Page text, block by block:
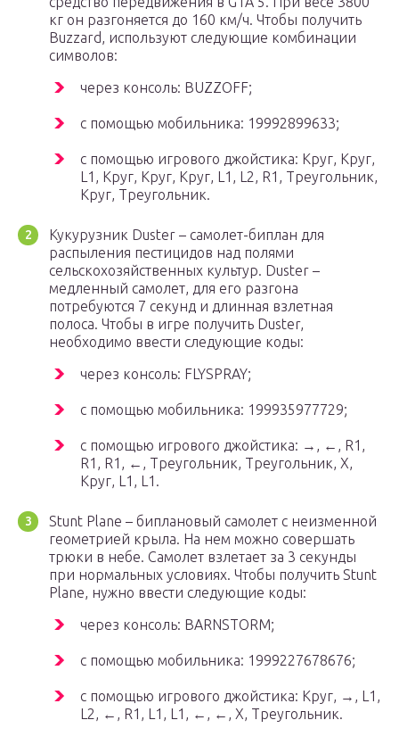
кг он разгоняется до 160 км/ч. Чтобы получить
Buzzard, используют следующие комбинации
символов:
через консоль: BUZZOFF;
с помощью мобильника: 19992899633;
с помощью игрового джойстика: Круг, Круг,
L1, Круг, Круг, Круг, L1, L2, R1, Треугольник,
Круг, Треугольник.
Кукурузник Duster – самолет-биплан для
распыления пестицидов над полями
сельскохозяйственных культур. Duster –
медленный самолет, для его разгона
потребуются 7 секунд и длинная взлетная
полоса. Чтобы в игре получить Duster,
необходимо ввести следующие коды:
через консоль: FLYSPRAY;
с помощью мобильника: 199935977729;
с помощью игрового джойстика: →, ←, R1,
R1, R1, ←, Треугольник, Треугольник, X,
Круг, L1, L1.
Stunt Plane – биплановый самолет с неизменной
геометрией крыла. На нем можно совершать
трюки в небе. Самолет взлетает за 3 секунды
при нормальных условиях. Чтобы получить Stunt
Plane, нужно ввести следующие коды:
через консоль: BARNSTORM;
с помощью мобильника: 1999227678676;
с помощью игрового джойстика: Круг, →, L1,
L2, ←, R1, L1, L1, ←, ←, X, Треугольник.